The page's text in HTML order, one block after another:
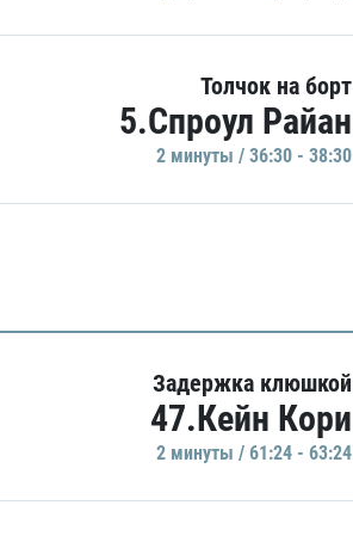
Толчок на борт
5.Спроул Райан
2 минуты / 36:30 - 38:30
Задержка клюшкой
47.Кейн Кори
2 минуты / 61:24 - 63:24